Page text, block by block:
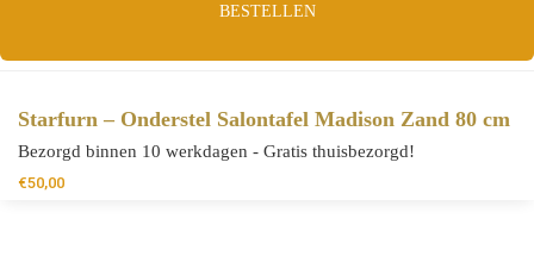
BESTELLEN
Starfurn – Onderstel Salontafel Madison Zand 80 cm
Bezorgd binnen 10 werkdagen - Gratis thuisbezorgd!
€50,00